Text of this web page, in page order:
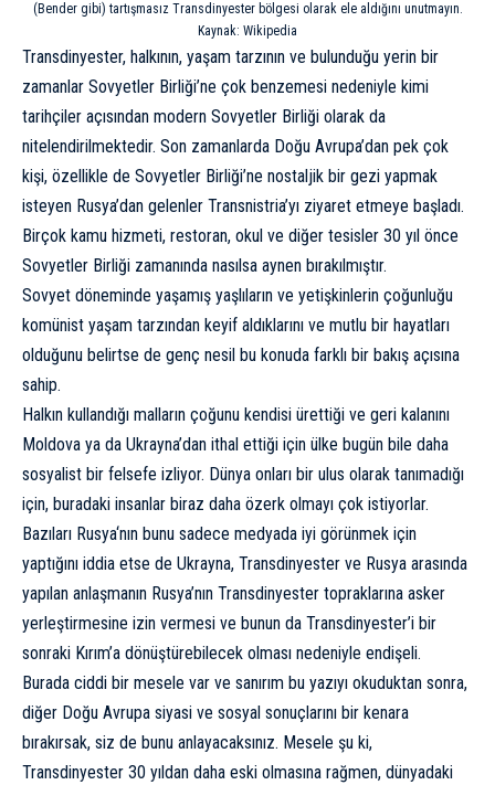
(Bender gibi) tartışmasız Transdinyester bölgesi olarak ele aldığını unutmayın.
Kaynak: Wikipedia
Transdinyester, halkının, yaşam tarzının ve bulunduğu yerin bir
zamanlar Sovyetler Birliği’ne çok benzemesi nedeniyle kimi
tarihçiler açısından modern Sovyetler Birliği olarak da
nitelendirilmektedir. Son zamanlarda Doğu Avrupa’dan pek çok
kişi, özellikle de Sovyetler Birliği’ne nostaljik bir gezi yapmak
isteyen Rusya’dan gelenler Transnistria’yı ziyaret etmeye başladı.
Birçok kamu hizmeti, restoran, okul ve diğer tesisler 30 yıl önce
Sovyetler Birliği zamanında nasılsa aynen bırakılmıştır.
Sovyet döneminde yaşamış yaşlıların ve yetişkinlerin çoğunluğu
komünist yaşam tarzından keyif aldıklarını ve mutlu bir hayatları
olduğunu belirtse de genç nesil bu konuda farklı bir bakış açısına
sahip.
Halkın kullandığı malların çoğunu kendisi ürettiği ve geri kalanını
Moldova ya da Ukrayna’dan ithal ettiği için ülke bugün bile daha
sosyalist bir felsefe izliyor. Dünya onları bir ulus olarak tanımadığı
için, buradaki insanlar biraz daha özerk olmayı çok istiyorlar.
Bazıları Rusya‘nın bunu sadece medyada iyi görünmek için
yaptığını iddia etse de Ukrayna, Transdinyester ve Rusya arasında
yapılan anlaşmanın Rusya’nın Transdinyester topraklarına asker
yerleştirmesine izin vermesi ve bunun da Transdinyester’i bir
sonraki Kırım’a dönüştürebilecek olması nedeniyle endişeli.
Burada ciddi bir mesele var ve sanırım bu yazıyı okuduktan sonra,
diğer Doğu Avrupa siyasi ve sosyal sonuçlarını bir kenara
bırakırsak, siz de bunu anlayacaksınız. Mesele şu ki,
Transdinyester 30 yıldan daha eski olmasına rağmen, dünyadaki